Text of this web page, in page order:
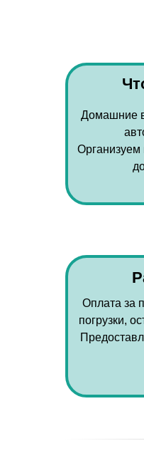
Домашние
Организуем
Оплата за
погрузки,